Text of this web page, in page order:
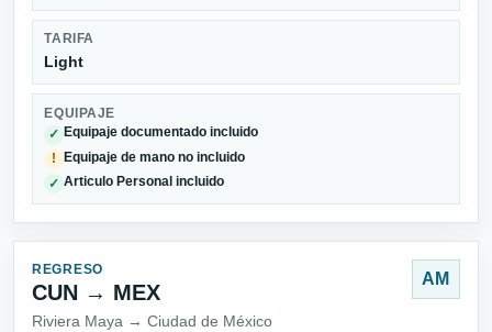
TARIFA
Light
EQUIPAJE
✓ Equipaje documentado incluido
! Equipaje de mano no incluido
✓ Articulo Personal incluido
REGRESO
CUN → MEX
Riviera Maya → Ciudad de México
AM